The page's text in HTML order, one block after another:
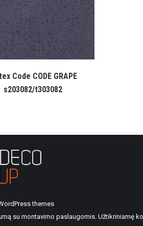
Code CODE GRAPE
s203082/t303082
themes
su montavimo paslaugomis. Užtikriniamę